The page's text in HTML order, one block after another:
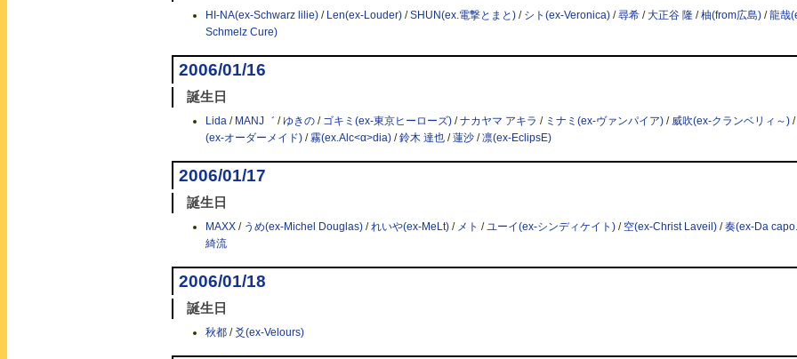
HI-NA(ex-Schwarz lilie) / Len(ex-Louder) /SHUN(ex.電撃とまと) / シト(ex-Veronica) /尋希 /大正谷 隆 /柚(from広島) /龍哉
Schmelz Cure)
2006/01/16
誕生日
Lida / MANJ゛ /ゆきの / ゴキミ(ex-東京ヒーローズ) /ナカヤマ アキラ / ミナミ(ex-ヴァンパイア) / 威吹(ex-クランベリィ～) /
(ex-オーダーメイド) /霧(ex.Alc<α>dia) /鈴木 達也 /蓮沙 /凛(ex-EclipsE)
2006/01/17
誕生日
MAXX / うめ(ex-Michel Douglas) /れいや(ex-MeLt) / メト /ユーイ(ex-シンディケイト) / 空(ex-Christ Laveil) /奏(ex-Da
綺流
2006/01/18
誕生日
秋都 / 爻(ex-Velours)